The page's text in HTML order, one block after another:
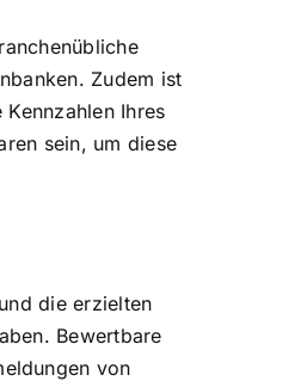
Zudem ist
Ihres
sein, um diese
die erzielten
Bewertbare
von